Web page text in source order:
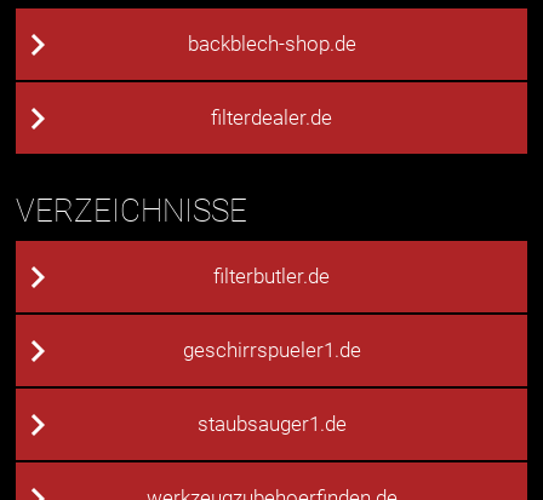
backblech-shop.de
filterdealer.de
VERZEICHNISSE
filterbutler.de
geschirrspueler1.de
staubsauger1.de